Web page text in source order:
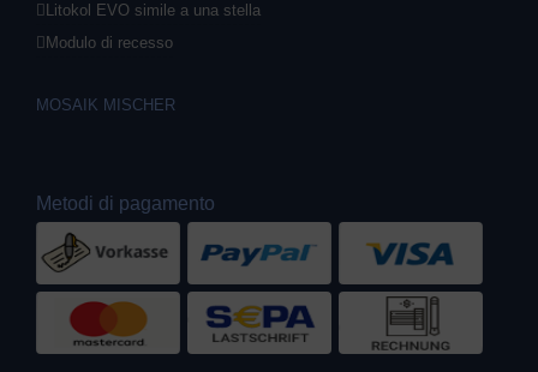
Litokol EVO simile a una stella
Modulo di recesso
MOSAIK MISCHER
Metodi di pagamento